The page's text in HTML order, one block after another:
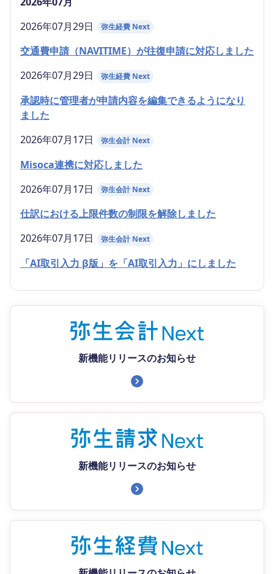
2026年07月29日
弥生経費 Next
交通費申請（NAVITIME）が往復申請に対応しました
2026年07月29日
弥生経費 Next
承認時に管理者が申請内容を編集できるようになり
ました
2026年07月17日
弥生会計 Next
Misoca連携に対応しました
2026年07月17日
弥生会計 Next
仕訳における上限件数の制限を解除しました
2026年07月17日
弥生会計 Next
「AI取引入力 β版」を「AI取引入力」にしました
新機能リリースのお知らせ
新機能リリースのお知らせ